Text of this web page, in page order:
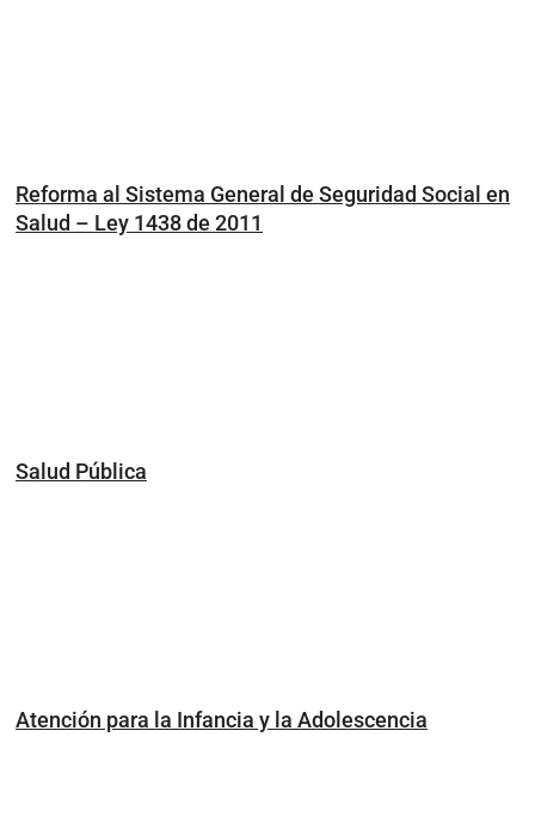
Reforma al Sistema General de Seguridad Social en
Salud – Ley 1438 de 2011
Salud Pública
Atención para la Infancia y la Adolescencia